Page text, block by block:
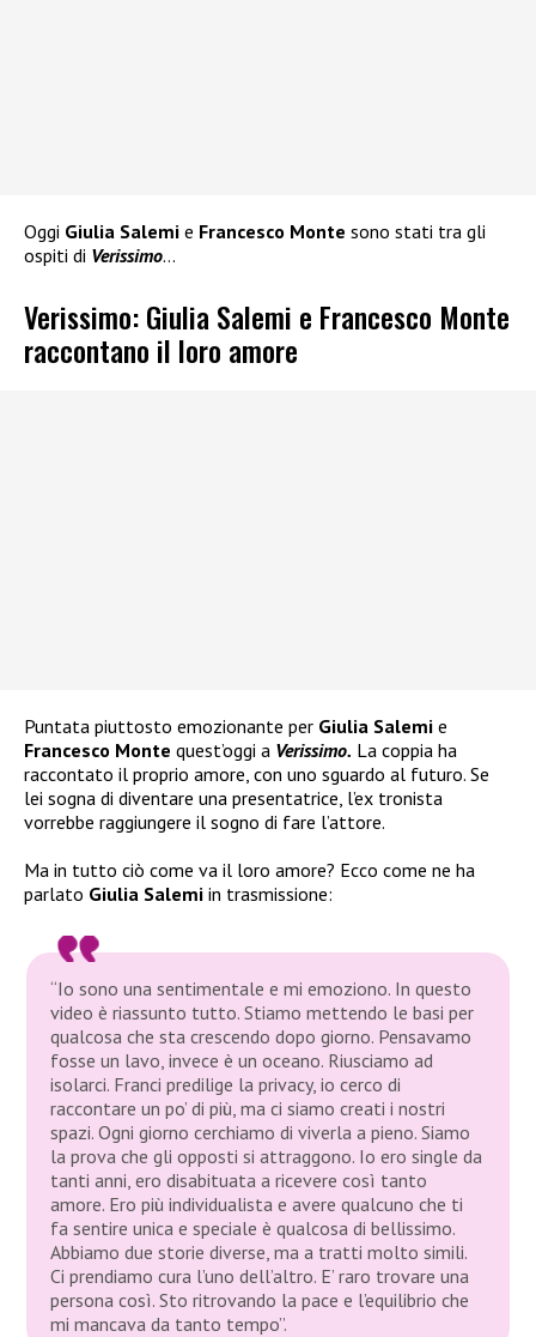
Oggi Giulia Salemi e Francesco Monte sono stati tra gli
ospiti di Verissimo…
Verissimo: Giulia Salemi e Francesco Monte
raccontano il loro amore
Puntata piuttosto emozionante per Giulia Salemi e
Francesco Monte quest’oggi a Verissimo. La coppia ha
raccontato il proprio amore, con uno sguardo al futuro. Se
lei sogna di diventare una presentatrice, l’ex tronista
vorrebbe raggiungere il sogno di fare l’attore.
Ma in tutto ciò come va il loro amore? Ecco come ne ha
parlato Giulia Salemi in trasmissione:
“Io sono una sentimentale e mi emoziono. In questo
video è riassunto tutto. Stiamo mettendo le basi per
qualcosa che sta crescendo dopo giorno. Pensavamo
fosse un lavo, invece è un oceano. Riusciamo ad
isolarci. Franci predilige la privacy, io cerco di
raccontare un po’ di più, ma ci siamo creati i nostri
spazi. Ogni giorno cerchiamo di viverla a pieno. Siamo
la prova che gli opposti si attraggono. Io ero single da
tanti anni, ero disabituata a ricevere così tanto
amore. Ero più individualista e avere qualcuno che ti
fa sentire unica e speciale è qualcosa di bellissimo.
Abbiamo due storie diverse, ma a tratti molto simili.
Ci prendiamo cura l’uno dell’altro. E’ raro trovare una
persona così. Sto ritrovando la pace e l’equilibrio che
mi mancava da tanto tempo”.